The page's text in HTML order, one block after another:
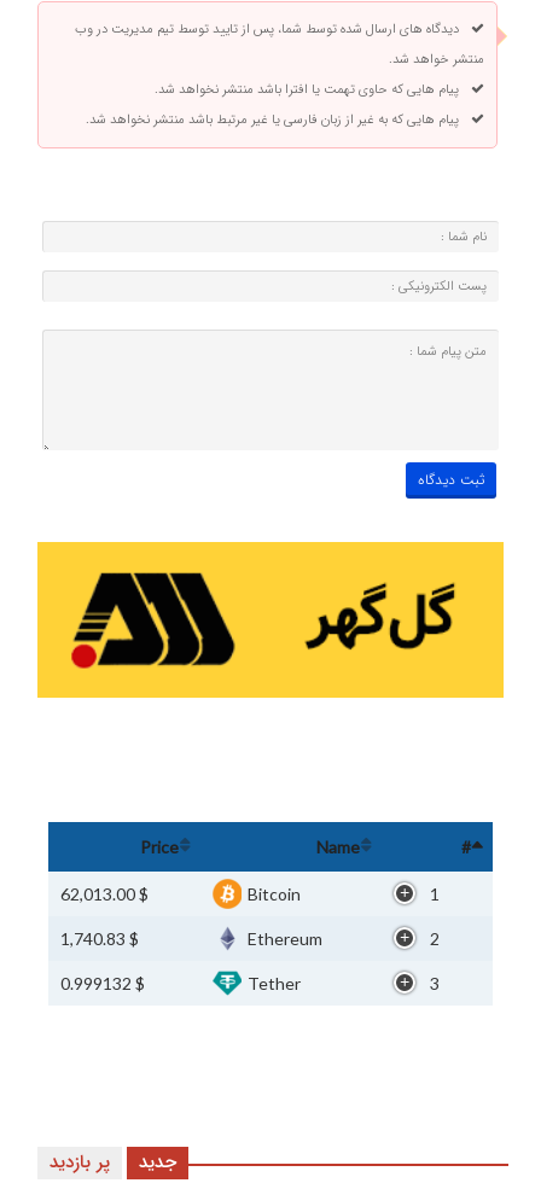
دیدگاه های ارسال شده توسط شما، پس از تایید توسط تیم مدیریت در وب
منتشر خواهد شد.
پیام هایی که حاوی تهمت یا افترا باشد منتشر نخواهد شد.
پیام هایی که به غیر از زبان فارسی یا غیر مرتبط باشد منتشر نخواهد شد.
#
Name
Price
1
Bitcoin
$ 62,013.00
2
Ethereum
$ 1,740.83
3
Tether
$ 0.999132
پر بازدید جدید